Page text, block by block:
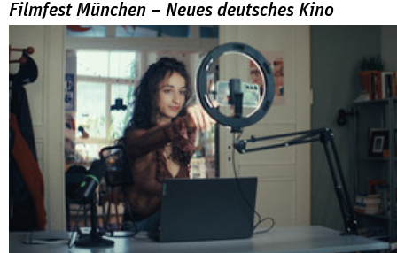
Filmfest München – Neues deutsches Kino